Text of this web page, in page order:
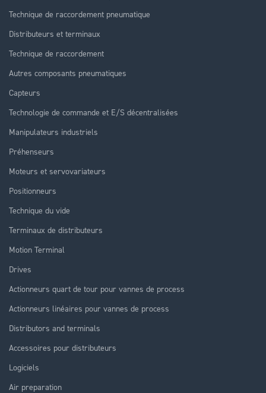
Technique de raccordement pneumatique
Distributeurs et terminaux
Technique de raccordement
Autres composants pneumatiques
Capteurs
Technologie de commande et E/S décentralisées
Manipulateurs industriels
Préhenseurs
Moteurs et servovariateurs
Positionneurs
Technique du vide
Terminaux de distributeurs
Motion Terminal
Drives
Actionneurs quart de tour pour vannes de process
Actionneurs linéaires pour vannes de process
Distributors and terminals
Accessoires pour distributeurs
Logiciels
Air preparation